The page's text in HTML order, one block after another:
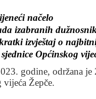
načelo
izabranih
izvještaj o
Općinskog
godine, održana je
vijeća Žepče.